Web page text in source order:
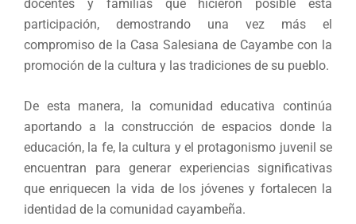
docentes y familias que hicieron posible esta
participación, demostrando una vez más el
compromiso de la Casa Salesiana de Cayambe con la
promoción de la cultura y las tradiciones de su pueblo.
De esta manera, la comunidad educativa continúa
aportando a la construcción de espacios donde la
educación, la fe, la cultura y el protagonismo juvenil se
encuentran para generar experiencias significativas
que enriquecen la vida de los jóvenes y fortalecen la
identidad de la comunidad cayambeña.